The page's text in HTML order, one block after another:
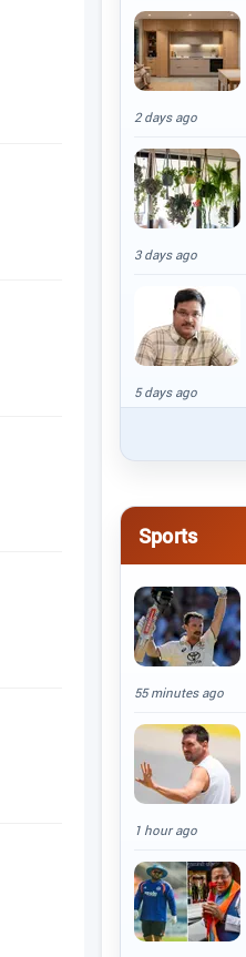
2 days ago
3 days ago
5 days ago
Sports
55 minutes ago
1 hour ago